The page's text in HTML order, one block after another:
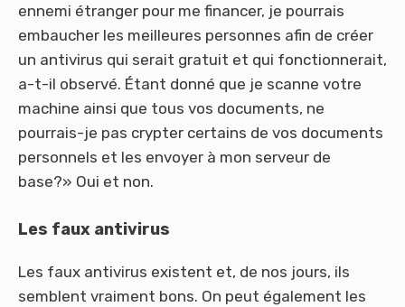
ennemi étranger pour me financer, je pourrais
embaucher les meilleures personnes afin de créer
un antivirus qui serait gratuit et qui fonctionnerait,
a-t-il observé. Étant donné que je scanne votre
machine ainsi que tous vos documents, ne
pourrais-je pas crypter certains de vos documents
personnels et les envoyer à mon serveur de
base?» Oui et non.
Les faux antivirus
Les faux antivirus existent et, de nos jours, ils
semblent vraiment bons. On peut également les